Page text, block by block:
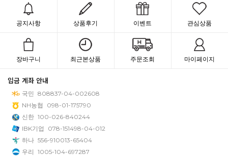
공지사항 상품후기 이벤트 관심상품
장바구니 최근본상품 주문조회 마이페이지
입금 계좌 안내
국민 808837-04-002608
NH농협
098-01-175790
신한 100-026-840244
IBK기업
078-151498-04-012
하나 556-910013-65404
우리 1005-104-697287